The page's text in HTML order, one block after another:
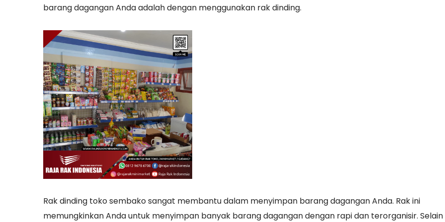
barang dagangan Anda adalah dengan menggunakan rak dinding.
Rak dinding toko sembako sangat membantu dalam menyimpan barang dagangan Anda. Rak ini
memungkinkan Anda untuk menyimpan banyak barang dagangan dengan rapi dan terorganisir. Selain